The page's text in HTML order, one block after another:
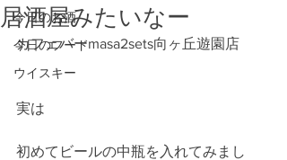
今日のお酒
今日のフード
ウイスキー
居酒屋みたいなー
カフェバーmasa2sets向ヶ丘遊園店
実は
初めてビールの中瓶を入れてみまし